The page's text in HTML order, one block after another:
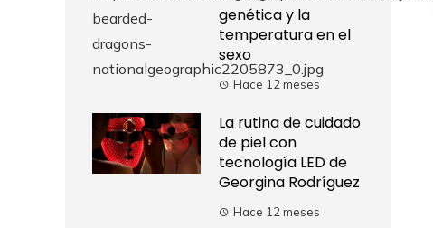
genética y la
temperatura en el
sexo
Hace 12 meses
La rutina de cuidado
de piel con
tecnología LED de
Georgina Rodríguez
Hace 12 meses